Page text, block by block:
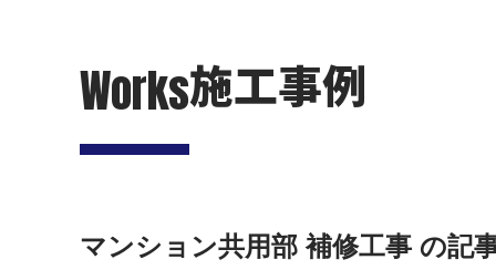
Works施工事例
マンション共用部 補修工事 の記